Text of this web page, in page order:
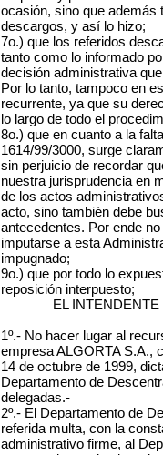
ocasión, sino que además
descargos, y así lo hizo;
7o.) que los referidos
tanto como lo informado
decisión administrativa
Por lo tanto, tampoco en
recurrente, ya que su
lo largo de todo el
8o.) que en cuanto a la
1614/99/3000, surge
sin perjuicio de recordar
nuestra jurisprudencia en
de los actos
acto, sino también debe
antecedentes. Por ende
imputarse a esta
impugnado;
9o.) que por todo lo
reposición interpuesto;
EL
1º.- No hacer lugar al
empresa ALGORTA S.A.,
14 de octubre de 1999,
Departamento de
delegadas.-
2º.- El Departamento de
referida multa, con la
administrativo firme, al